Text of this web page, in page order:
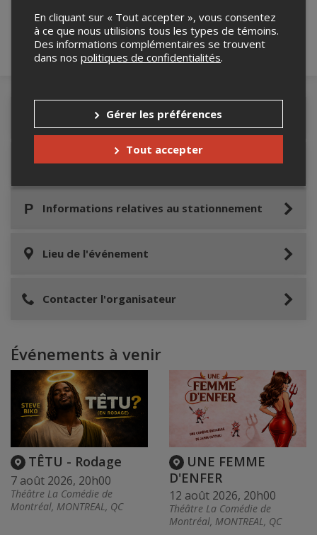
Détails de l'événement
Accès au site de l'événement
Informations relatives au stationnement
Lieu de l'événement
Contacter l'organisateur
Événements à venir
TÊTU - Rodage
7 août 2026, 20h00
Théâtre La Comédie de
Montréal, MONTREAL, QC
UNE FEMME
D'ENFER
12 août 2026, 20h00
Théâtre La Comédie de
Montréal, MONTREAL, QC
En cliquant sur « Tout accepter », vous consentez
à ce que nous utilisions tous les types de témoins.
Des informations complémentaires se trouvent
dans nos politiques de confidentialités.
Gérer les préférences
Tout accepter